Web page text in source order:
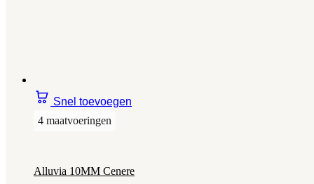
Snel toevoegen
4 maatvoeringen
Alluvia 10MM Cenere